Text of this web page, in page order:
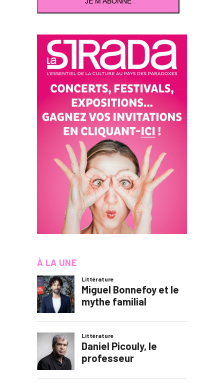
À LA UNE